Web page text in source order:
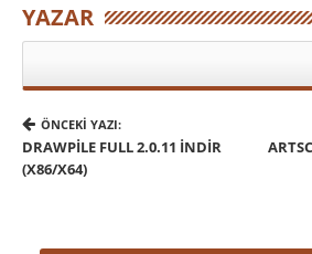
YAZAR
ÖNCEKI YAZI:
DRAWPILE FULL 2.0.11 İNDIR
(X86/X64)